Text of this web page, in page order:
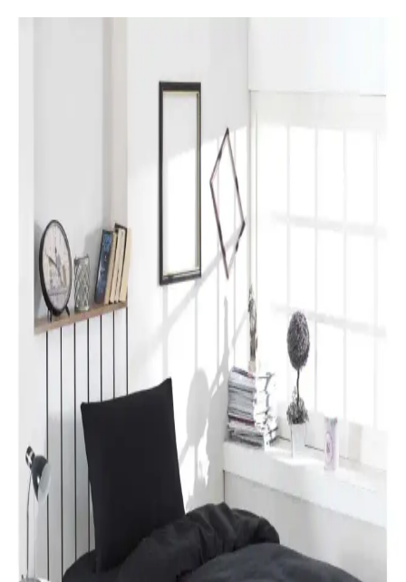
Perde ve nevresim uyumu, krem ve magnolia tonlarındaki odalarda
uyumlu renk ve desen önerileri sunulmaktadır.
Yılbaşı Nevresimleri ile Ev Dekorasyonunuzu
Geliştirin ve Atmosferinizi Zenginleştirin
Yılbaşı nevresimleri, renk, motif ve malzeme seçimleriyle evinizde
özel bir atmosfer yaratır. Dekorasyon detaylarıyla yılbaşı ruhunu
yansıtın ve yeni yılı sevdiklerinizle kutlayın.
Karaca Home Lavin %100 Pamuk Çift Kişilik
Nevresim Takımı Modern ve Şık Tasarım
Karaca Home’un Lavin nevresim takımı, %100 pamuklu kumaşı,
Adaçayı rengi ve modern tasarımıyla yatak odalarına şıklık ve
rahatlık katıyor. Uzun ömürlü ve kolay bakım özellikleriyle ideal bir
Özdilek Colormix ve Valoroso Çift Kişilik Nevresim
Takımları Karşılaştırması
Bu karşılaştırmada Özdilek Colormix ve Valoroso nevresim
takımlarının kumaş özellikleri, tasarım ve kullanıcı yorumları detaylı
inceleniyor.
Taç Lisanslı Kuromi Temalı Tek Kişilik Pamuklu
Nevresim Takımı Detayları